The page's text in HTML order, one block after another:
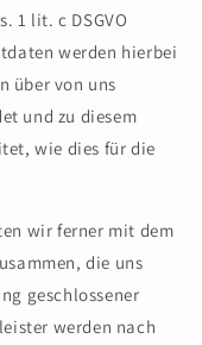
1 lit. c DSGVO
werden hierbei
über von uns
und zu diesem
wie dies für die
wir ferner mit dem
die uns
geschlossener
werden nach